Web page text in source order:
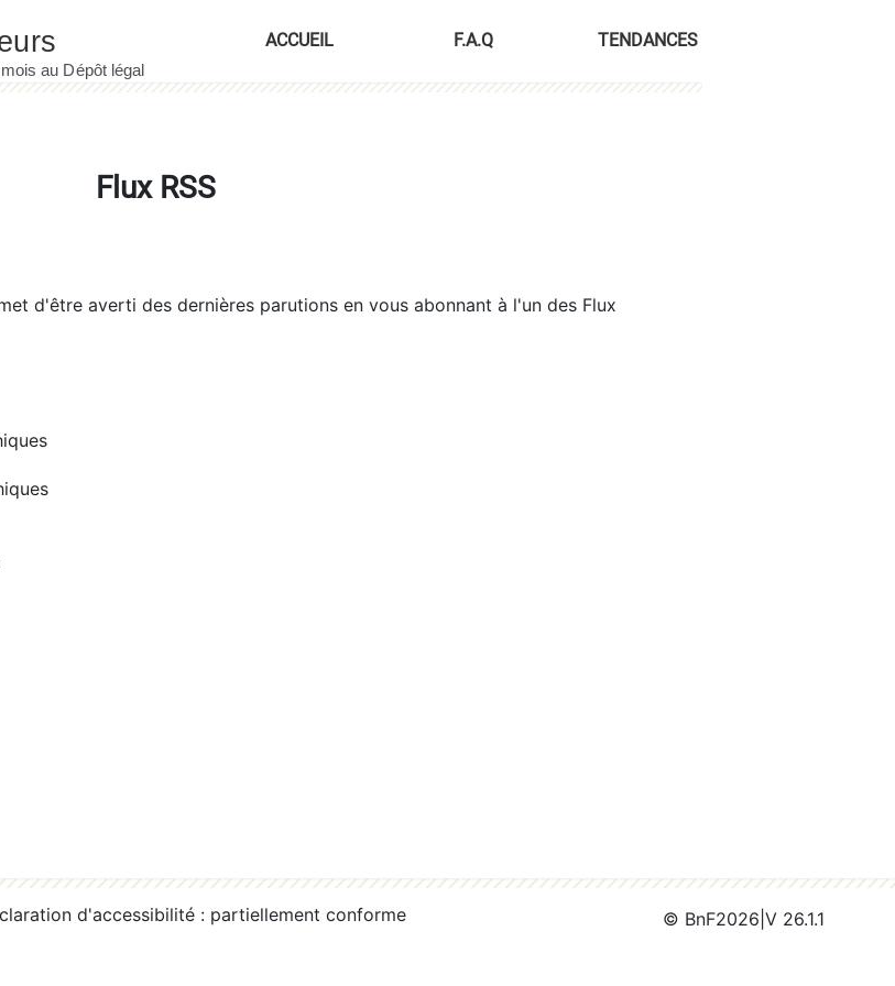
ACCUEIL F.A.Q TENDANCES
Flux RSS
d'être averti des dernières parutions en vous abonnant à l'un des Flux
d'accessibilité : partiellement conforme © BnF2026 V 26.1.1